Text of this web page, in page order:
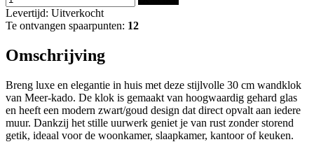
Levertijd: Uitverkocht
Te ontvangen spaarpunten: 12
Omschrijving
Breng luxe en elegantie in huis met deze stijlvolle 30 cm wandklok
van Meer-kado. De klok is gemaakt van hoogwaardig gehard glas
en heeft een modern zwart/goud design dat direct opvalt aan iedere
muur. Dankzij het stille uurwerk geniet je van rust zonder storend
getik, ideaal voor de woonkamer, slaapkamer, kantoor of keuken.